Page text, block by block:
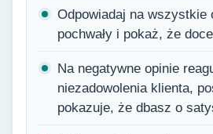
Odpowiadaj na wszystkie
pochwały i pokaż, że
Na negatywne opinie
niezadowolenia klienta,
pokazuje, że dbasz o